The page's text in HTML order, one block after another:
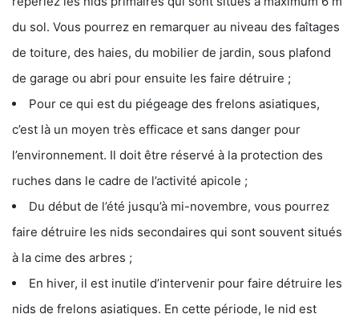
du sol. Vous pourrez en remarquer au niveau des faîtages
de toiture, des haies, du mobilier de jardin, sous plafond
de garage ou abri pour ensuite les faire détruire ;
Pour ce qui est du piégeage des frelons asiatiques,
c’est là un moyen très efficace et sans danger pour
l’environnement. Il doit être réservé à la protection des
ruches dans le cadre de l’activité apicole ;
Du début de l’été jusqu’à mi-novembre, vous pourrez
faire détruire les nids secondaires qui sont souvent situés
à la cime des arbres ;
En hiver, il est inutile d’intervenir pour faire détruire les
nids de frelons asiatiques. En cette période, le nid est